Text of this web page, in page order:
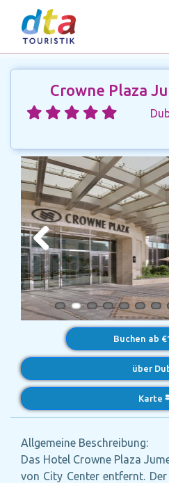
Crowne Plaza
Previous
Buchen ab
über
Karte
Allgemeine Beschreibung:
Das Hotel Crowne Plaza
von City Center entfernt.